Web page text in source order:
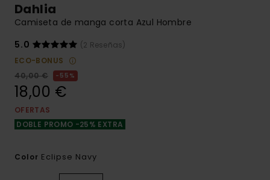
Dahlia
Camiseta de manga corta Azul Hombre
5.0
(2 Reseñas)
ECO-BONUS
40,00 €
55%
18,00 €
OFERTAS
DOBLE PROMO -25% EXTRA
Color Eclipse Navy